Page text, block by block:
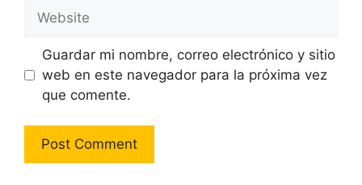
Guardar mi nombre, correo electrónico y sitio
web en este navegador para la próxima vez
que comente.